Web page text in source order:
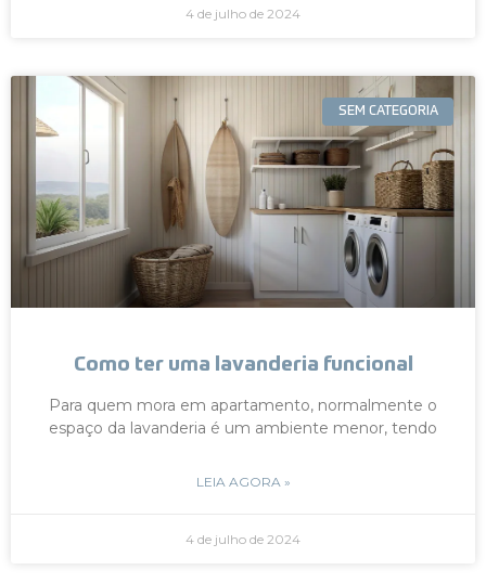
4 de julho de 2024
SEM CATEGORIA
Como ter uma lavanderia funcional
Para quem mora em apartamento, normalmente o
espaço da lavanderia é um ambiente menor, tendo
LEIA AGORA »
4 de julho de 2024